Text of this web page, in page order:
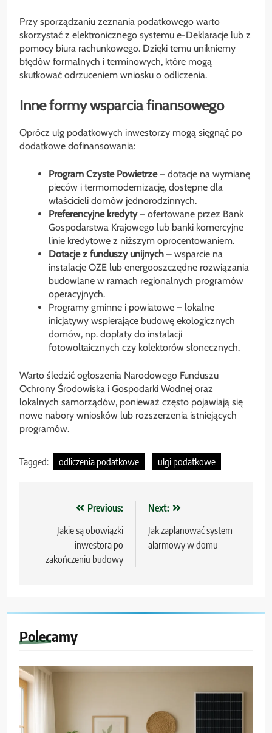
Przy sporządzaniu zeznania podatkowego warto
skorzystać z elektronicznego systemu e-Deklaracje lub z
pomocy biura rachunkowego. Dzięki temu unikniemy
błędów formalnych i terminowych, które mogą
skutkować odrzuceniem wniosku o odliczenia.
Inne formy wsparcia finansowego
Oprócz ulg podatkowych inwestorzy mogą sięgnąć po
dodatkowe dofinansowania:
Program Czyste Powietrze– dotacje na wymianę
pieców i termomodernizację, dostępne dla
właścicieli domów jednorodzinnych.
Preferencyjne kredyty– ofertowane przez Bank
Gospodarstwa Krajowego lub banki komercyjne
linie kredytowe z niższym oprocentowaniem.
Dotacje z funduszy unijnych – wsparcie na
instalacje OZE lub energooszczędne rozwiązania
budowlane w ramach regionalnych programów
operacyjnych.
Programy gminne i powiatowe – lokalne
inicjatywy wspierające budowę ekologicznych
domów, np. dopłaty do instalacji
fotowoltaicznych czy kolektorów słonecznych.
Warto śledzić ogłoszenia Narodowego Funduszu
Ochrony Środowiska i Gospodarki Wodnej oraz
lokalnych samorządów, ponieważ często pojawiają się
nowe nabory wniosków lub rozszerzenia istniejących
programów.
Tagged: odliczenia podatkowe ulgi podatkowe
Nawigacja
wpisu
Previous:
Jakie są obowiązki
inwestora po
zakończeniu budowy
Next:
Jak zaplanować system
alarmowy w domu
Polecamy